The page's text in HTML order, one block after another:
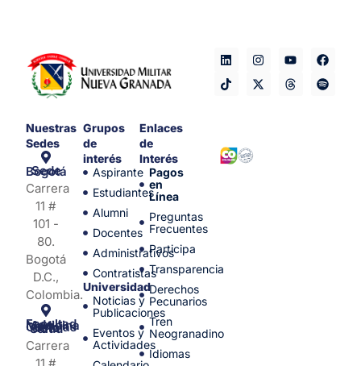
Nuestras
Sedes
Sede Bogotá
Carrera
11 #
101 -
80.
Bogotá
D.C.,
Colombia.
Facultad de Medicina y Ciencias de la Salud
Carrera
Grupos
de
interés
Aspirante
Estudiantes
Alumni
Docentes
Administrativos
Contratistas
Universidad
Noticias y
Publicaciones
Eventos y
Actividades
Enlaces
de
Interés
Pagos
en
Línea
Preguntas
Frecuentes
Participa
Transparencia
Derechos
Pecunarios
Tren
Neogranadino
Idiomas